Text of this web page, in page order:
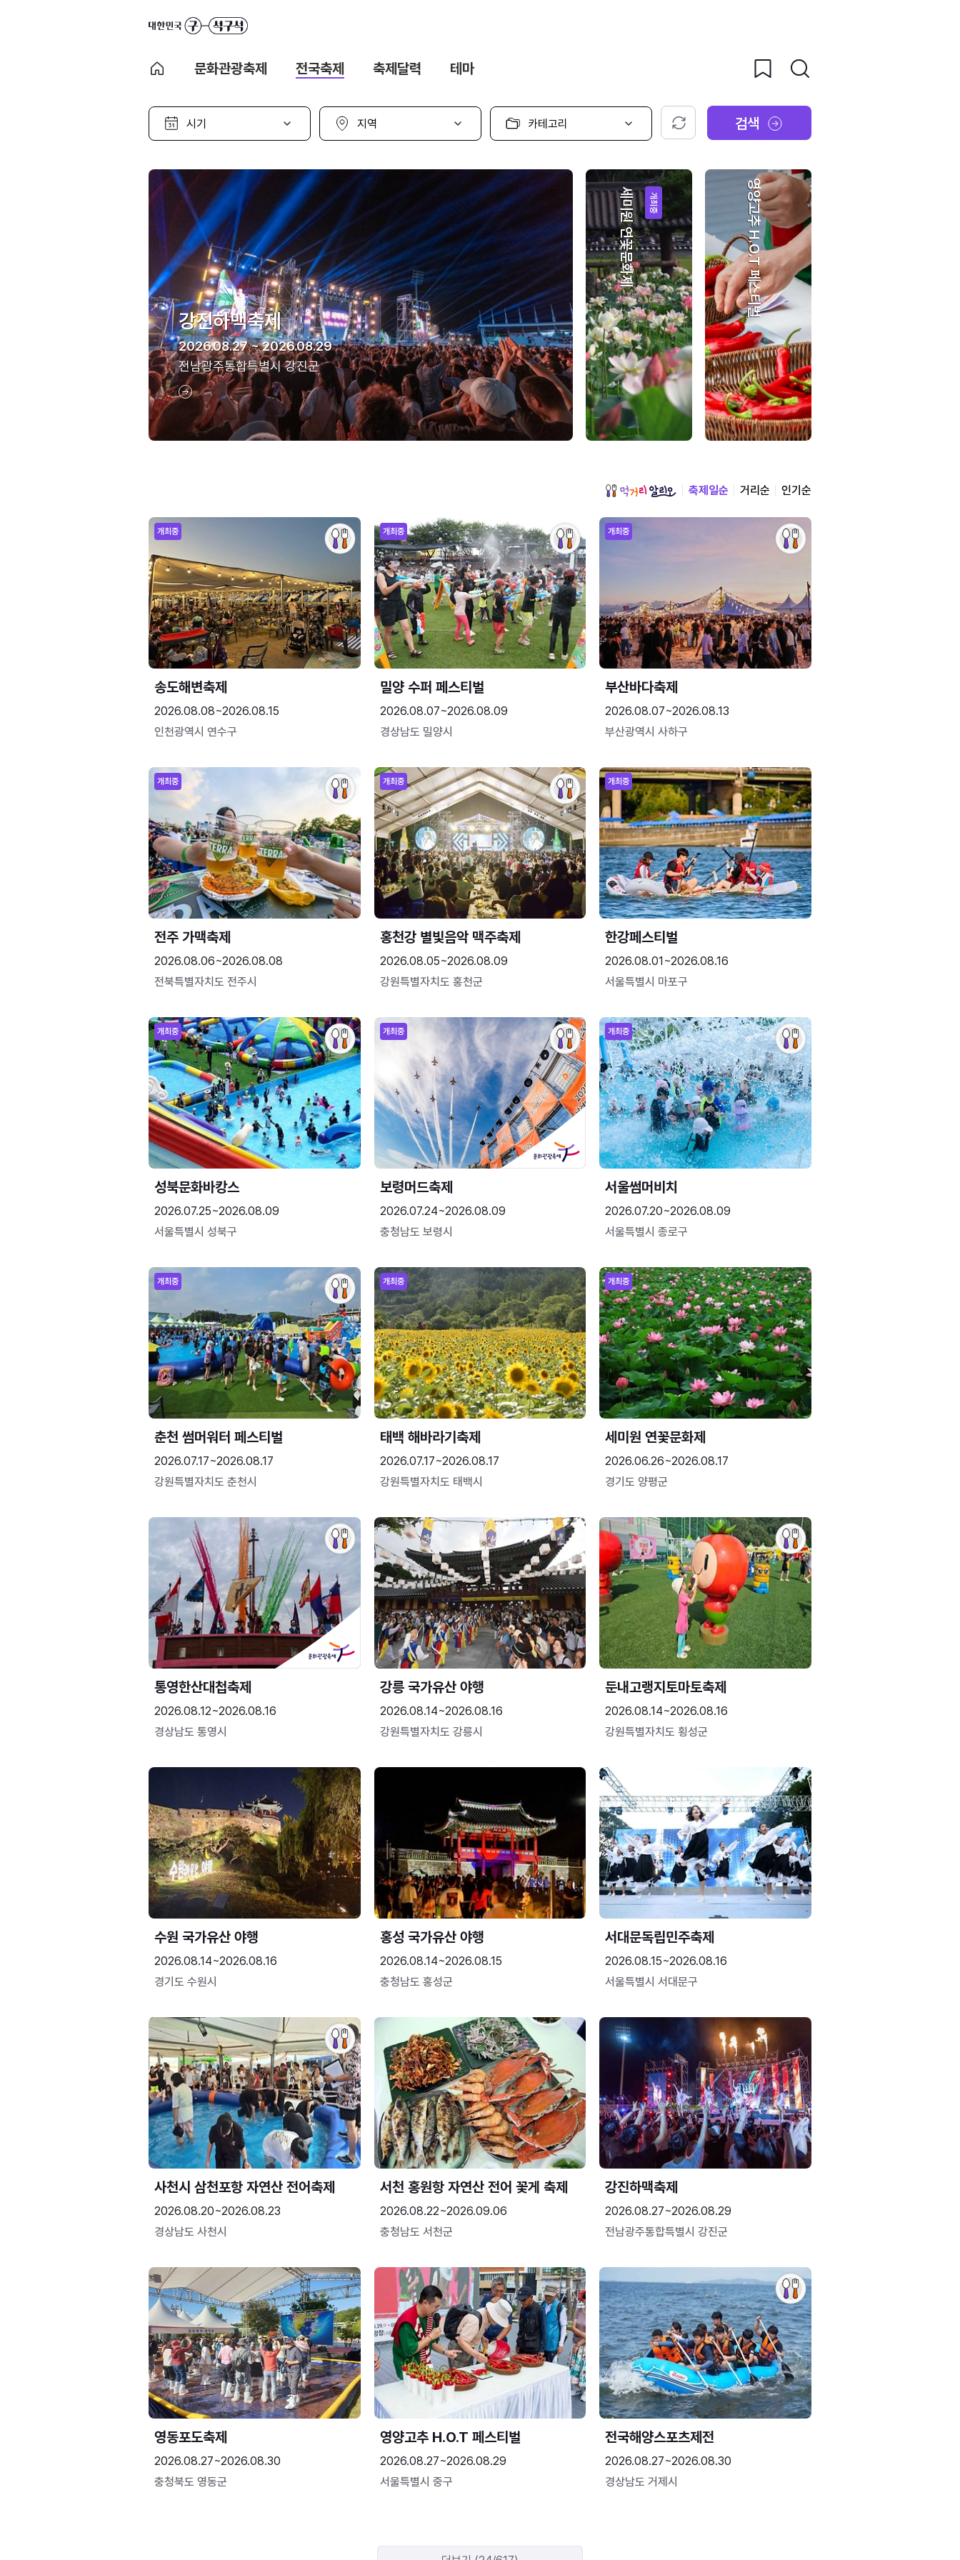
문화관광축제 전국축제 축제달력 테마
시
선
지
선
카
고
선
택
초기화 검색
강진하맥축제
2026.08.27 ~ 2026.08.29
전남광주통합특별시 강진군
개최중
세미원 연꽃문화제 영양고추 H.O.T 페스티벌
축제일순 거리순 인기순
개최중
송도해변축제
2026.08.08~2026.08.15
인천광역시 연수구
개최중
밀양 수퍼 페스티벌
2026.08.07~2026.08.09
경상남도 밀양시
개최중
부산바다축제
2026.08.07~2026.08.13
부산광역시 사하구
개최중
전주 가맥축제
2026.08.06~2026.08.08
전북특별자치도 전주시
개최중
홍천강 별빛음악 맥주축제
2026.08.05~2026.08.09
강원특별자치도 홍천군
개최중
한강페스티벌
2026.08.01~2026.08.16
서울특별시 마포구
개최중
성북문화바캉스
2026.07.25~2026.08.09
서울특별시 성북구
개최중
보령머드축제
2026.07.24~2026.08.09
충청남도 보령시
개최중
서울썸머비치
2026.07.20~2026.08.09
서울특별시 종로구
개최중
춘천 썸머워터 페스티벌
2026.07.17~2026.08.17
강원특별자치도 춘천시
개최중
태백 해바라기축제
2026.07.17~2026.08.17
강원특별자치도 태백시
개최중
세미원 연꽃문화제
2026.06.26~2026.08.17
경기도 양평군
통영한산대첩축제
2026.08.12~2026.08.16
경상남도 통영시
강릉 국가유산 야행
2026.08.14~2026.08.16
강원특별자치도 강릉시
둔내고랭지토마토축제
2026.08.14~2026.08.16
강원특별자치도 횡성군
수원 국가유산 야행
2026.08.14~2026.08.16
경기도 수원시
홍성 국가유산 야행
2026.08.14~2026.08.15
충청남도 홍성군
서대문독립민주축제
2026.08.15~2026.08.16
서울특별시 서대문구
사천시 삼천포항 자연산 전어축제
2026.08.20~2026.08.23
경상남도 사천시
서천 홍원항 자연산 전어 꽃게 축제
2026.08.22~2026.09.06
충청남도 서천군
강진하맥축제
2026.08.27~2026.08.29
전남광주통합특별시 강진군
영동포도축제
2026.08.27~2026.08.30
충청북도 영동군
영양고추 H.O.T 페스티벌
2026.08.27~2026.08.29
서울특별시 중구
전국해양스포츠제전
2026.08.27~2026.08.30
경상남도 거제시